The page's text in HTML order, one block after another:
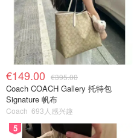
€149.00 €395.00
Coach COACH Gallery 托特包
Signature 帆布
Coach 693人感兴趣
5